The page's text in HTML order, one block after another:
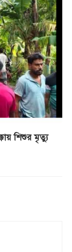
শিশুর মৃত্যু